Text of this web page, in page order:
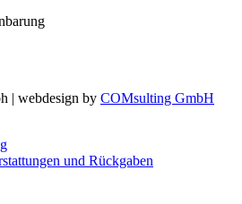
| webdesign by COMsulting GmbH
und Rückgaben